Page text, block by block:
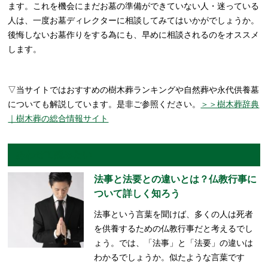
ます。これを機会にまだお墓の準備ができていない人・迷っている
人は、一度お墓ディレクターに相談してみてはいかがでしょうか。
後悔しないお墓作りをする為にも、早めに相談されるのをオススメ
します。
▽当サイトではおすすめの樹木葬ランキングや自然葬や永代供養墓
についても解説しています。是非ご参照ください。
＞＞樹木葬辞典
｜樹木葬の総合情報サイト
法事と法要との違いとは？仏教行事に
ついて詳しく知ろう
法事という言葉を聞けば、多くの人は死者
を供養するための仏教行事だと考えるでし
ょう。では、「法事」と「法要」の違いは
わかるでしょうか。似たような言葉です